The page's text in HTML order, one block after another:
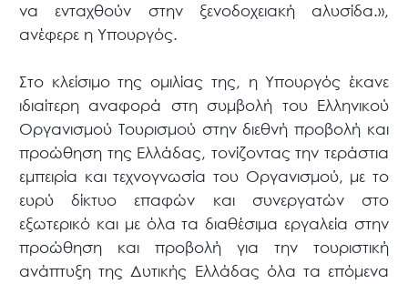
να ενταχθούν στην ξενοδοχειακή αλυσίδα.»,
ανέφερε η Υπουργός.
Στο κλείσιμο της ομιλίας της, η Υπουργός έκανε
ιδιαίτερη αναφορά στη συμβολή του Ελληνικού
Οργανισμού Τουρισμού στην διεθνή προβολή και
προώθηση της Ελλάδας, τονίζοντας την τεράστια
εμπειρία και τεχνογνωσία του Οργανισμού, με το
ευρύ δίκτυο επαφών και συνεργατών στο
εξωτερικό και με όλα τα διαθέσιμα εργαλεία στην
προώθηση και προβολή για την τουριστική
ανάπτυξη της Δυτικής Ελλάδας όλα τα επόμενα